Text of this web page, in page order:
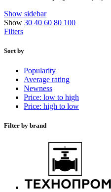
Show sidebar
Show 30 40 60 80 100
Filters
Sort by
Popularity
Average rating
Newness
Price: low to high
Price: high to low
Filter by brand